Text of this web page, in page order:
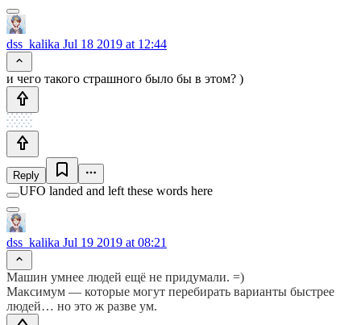
dss_kalika Jul 18 2019 at 12:44
и чего такого страшного было бы в этом? )
Reply
UFO landed and left these words here
dss_kalika Jul 19 2019 at 08:21
Машин умнее людей ещё не придумали. =)
Максимум — которые могут перебирать варианты быстрее
людей… но это ж разве ум.